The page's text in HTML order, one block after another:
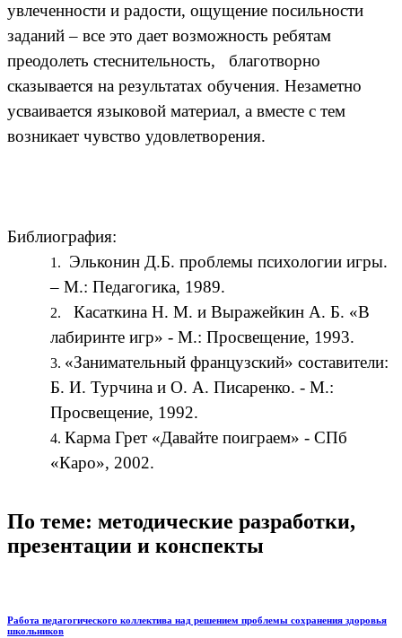
увлеченности и радости, ощущение посильности
заданий – все это дает возможность ребятам
преодолеть стеснительность, благотворно
сказывается на результатах обучения. Незаметно
усваивается языковой материал, а вместе с тем
возникает чувство удовлетворения.
Библиография:
Эльконин Д.Б. проблемы психологии игры.
– М.: Педагогика, 1989.
Касаткина Н. М. и Выражейкин А. Б. «В
лабиринте игр» - М.: Просвещение, 1993.
«Занимательный французский» составители:
Б. И. Турчина и О. А. Писаренко. - М.:
Просвещение, 1992.
Карма Грет «Давайте поиграем» - СПб
«Каро», 2002.
По теме: методические разработки,
презентации и конспекты
Работа педагогического коллектива над решением проблемы сохранения здоровья
школьников